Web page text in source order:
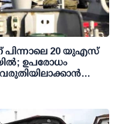
പിന്നാലെ 20 യുഎസ്